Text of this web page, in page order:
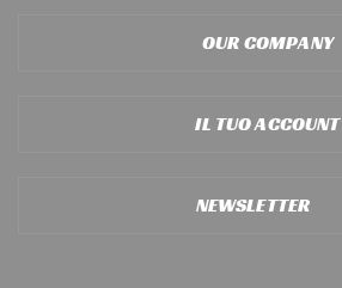
OUR COMPANY
IL TUO ACCOUNT
NEWSLETTER